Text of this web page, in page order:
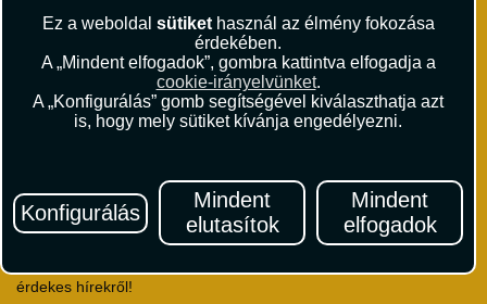
Ez a weboldal sütikethasznál az élmény fokozása
érdekében.
A „Mindent elfogadok”, gombra kattintva elfogadja a
cookie-irányelvünket.
A „Konfigurálás” gomb segítségével kiválaszthatja azt
is, hogy mely sütiket kívánja engedélyezni.
Konfigurálás
Mindent
elutasítok
Mindent
elfogadok
Utazási Csomag Szerződési Feltételek
Útlemondás-biztosítás Szerződési Feltételek
Utasbiztosítás Szerződési Feltételek
Repülőjegy Szerződési Feltételek
Adatvédelem
Hírlevél
Iratkozzon fel Magyarország egyik legszínesebb utazási
érdekes hírekről!